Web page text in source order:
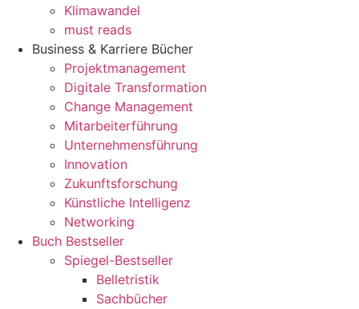
Klimawandel
must reads
Business & Karriere Bücher
Projektmanagement
Digitale Transformation
Change Management
Mitarbeiterführung
Unternehmensführung
Innovation
Zukunftsforschung
Künstliche Intelligenz
Networking
Buch Bestseller
Spiegel-Bestseller
Belletristik
Sachbücher